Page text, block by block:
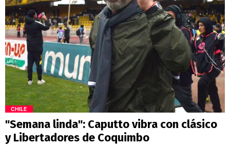
CHILE
"Semana linda": Caputto vibra con clásico
y Libertadores de Coquimbo